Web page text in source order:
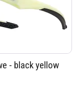
- black yellow